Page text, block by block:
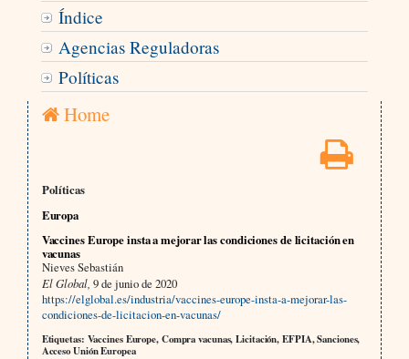
Índice
Agencias Reguladoras
Políticas
Home
Políticas
Europa
Vaccines Europe insta a mejorar las condiciones de licitación en
vacunas
Nieves Sebastián
El Global, 9 de junio de 2020
https://elglobal.es/industria/vaccines-europe-insta-a-mejorar-las-
condiciones-de-licitacion-en-vacunas/
Etiquetas: Vaccines Europe, Compra vacunas, Licitación, EFPIA, Sanciones,
Acceso Unión Europea